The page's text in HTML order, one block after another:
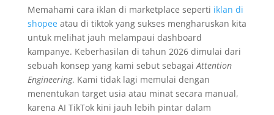
Memahami cara iklan di marketplace seperti iklan di
shopeeatau di tiktok yang sukses mengharuskan kita
untuk melihat jauh melampaui dashboard
kampanye. Keberhasilan di tahun 2026 dimulai dari
sebuah konsep yang kami sebut sebagaiAttention
Engineering. Kami tidak lagi memulai dengan
menentukan target usia atau minat secara manual,
karena AI TikTok kini jauh lebih pintar dalam